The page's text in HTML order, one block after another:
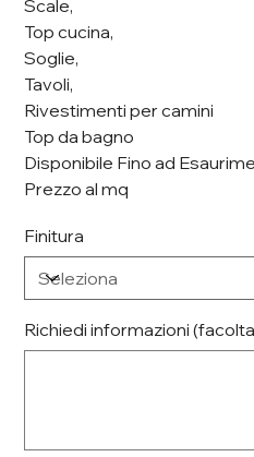
Scale,
Top cucina,
Soglie,
Tavoli,
Rivestimenti per camini
Top da bagno
Disponibile Fino ad
Prezzo al mq
Finitura
Richiedi informazioni